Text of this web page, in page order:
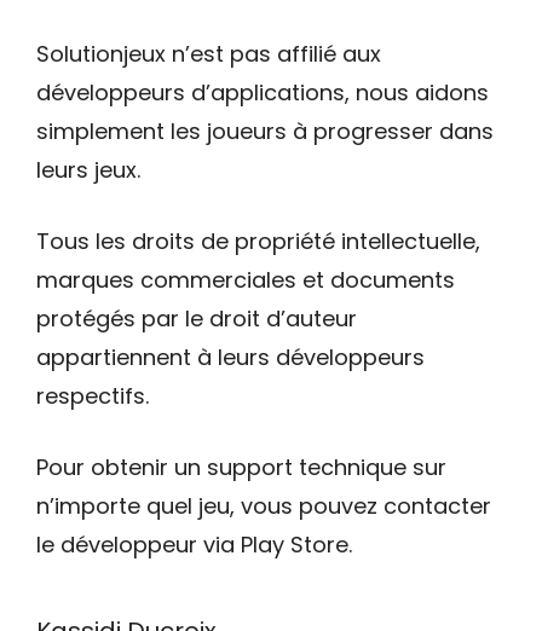
Solutionjeux n’est pas affilié aux
développeurs d’applications, nous aidons
simplement les joueurs à progresser dans
leurs jeux.
Tous les droits de propriété intellectuelle,
marques commerciales et documents
protégés par le droit d’auteur
appartiennent à leurs développeurs
respectifs.
Pour obtenir un support technique sur
n’importe quel jeu, vous pouvez contacter
le développeur via Play Store.